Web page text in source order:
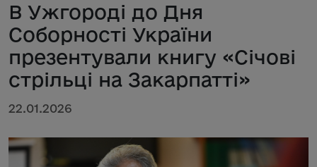
В Ужгороді до Дня
Соборності України
презентували книгу «Січові
стрільці на Закарпатті»
22.01.2026